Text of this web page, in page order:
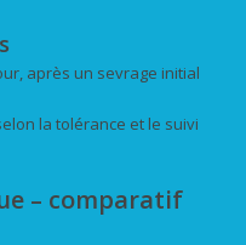
après un sevrage initial
la tolérance et le suivi
– comparatif